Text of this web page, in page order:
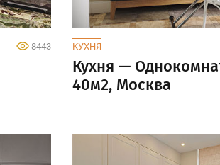
8443 КУХНЯ
Кухня —
40м2, Москва